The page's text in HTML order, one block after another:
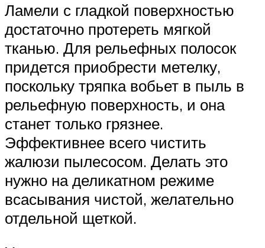
Ламели с гладкой поверхностью
достаточно протереть мягкой
тканью. Для рельефных полосок
придется приобрести метелку,
поскольку тряпка вобьет в пыль в
рельефную поверхность, и она
станет только грязнее.
Эффективнее всего чистить
жалюзи пылесосом. Делать это
нужно на деликатном режиме
всасывания чистой, желательно
отдельной щеткой.